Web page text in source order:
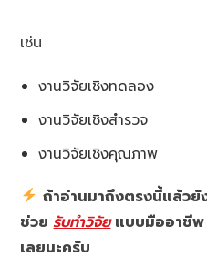
เช่น
งานวิจัยเชิงทดลอง
งานวิจัยเชิงสำรวจ
งานวิจัยเชิงคุณภาพ
ถ้าอ่านมาถึงตรงนี้แล้ว
ช่วยรับทำวิจัยแบบมืออาชีพ
เลยนะครับ